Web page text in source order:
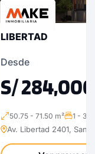
LIBERTAD
Desde
S/ 284,000
50.75 - 71.50 m² 1 - 3
Av. Libertad 2401, San